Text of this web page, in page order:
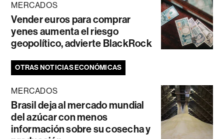
MERCADOS
Vender euros para comprar
yenes aumenta el riesgo
geopolítico, advierte BlackRock
OTRAS NOTICIAS ECONÓMICAS
MERCADOS
Brasil deja al mercado mundial
del azúcar con menos
información sobre su cosecha y